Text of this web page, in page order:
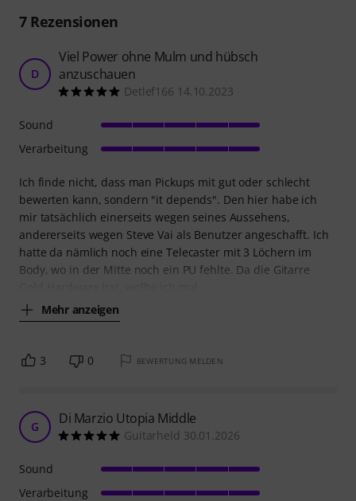
7Rezensionen
D
Viel Power ohne Mulm und hübsch
anzuschauen
Detlef166 14.10.2023
Ich finde nicht, dass man Pickups mit gut oder schlecht
bewerten kann, sondern "it depends". Den hier habe ich
mir tatsächlich einerseits wegen seines Aussehens,
andererseits wegen Steve Vai als Benutzer angeschafft. Ich
hatte da nämlich noch eine Telecaster mit 3 Löchern im
Body, wo in der Mitte noch ein PU fehlte. Da die Gitarre
Mehr anzeigen
Sound
Verarbeitung
3 0 BEWERTUNG MELDEN
G Di Marzio Utopia Middle
Guitarheld 30.01.2026
Sound
Verarbeitung